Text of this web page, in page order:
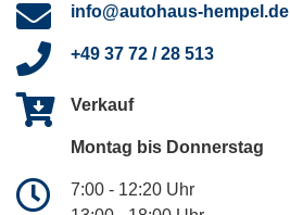
info@autohaus-hempel.de
+49 37 72 / 28 513
Verkauf
Montag bis Donnerstag
7:00 - 12:20 Uhr